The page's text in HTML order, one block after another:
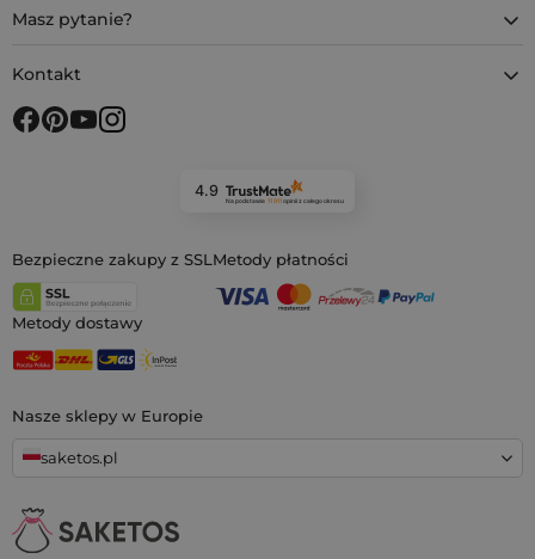
Nasze sklepy w Europie
saketos.pl
Masz pytanie?
Kontakt
4.9
Na podstawie 11 911opiniiz całego okresu
Bezpieczne zakupy z SSL Metody płatności
Metody dostawy